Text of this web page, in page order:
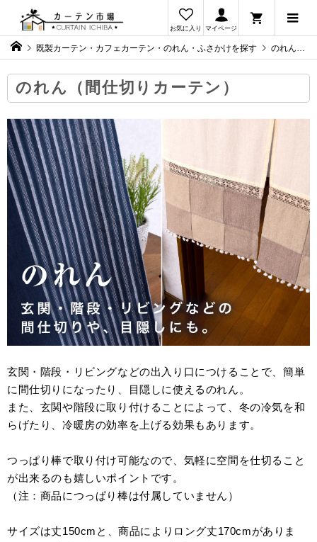
お気に入り マイページ
既製カーテン・カフェカーテン・のれん・ふさかけを探す のれん（間仕切りカーテン）
のれん（間仕切りカーテン）
玄関・階段・リビングなどの出入り口につけることで、簡単
に間仕切りになったり、目隠しに使えるのれん。
また、玄関や階段に取り付けることによって、冬の冷気を和
らげたり、冷暖房の効率を上げる効果もあります。
つっぱり棒で取り付け可能なので、気軽に空間を仕切ること
が出来るのも嬉しいポイントです。
（注：商品につっぱり棒は付属していません）
サイズは丈150cmと、商品によりロング丈170cmがありま